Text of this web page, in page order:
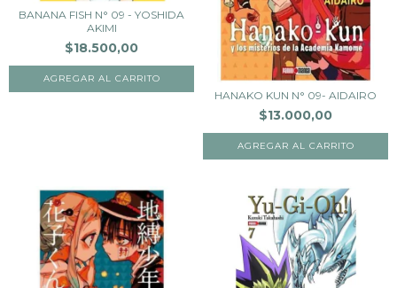
BANANA FISH N° 09 - YOSHIDA
AKIMI
$18.500,00
HANAKO KUN N° 09- AIDAIRO
$13.000,00